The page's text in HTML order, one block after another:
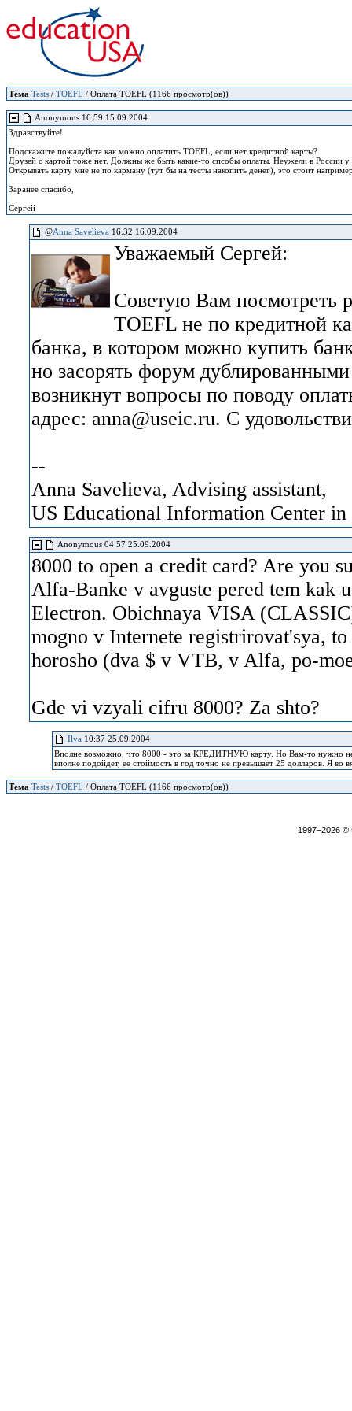
Тема Tests / TOEFL / Оплата TOEFL (1166 просмотр(ов))
Anonymous 16:59 15.09.2004
Здравствуйте!
Подскажите пожалуйста как можно оплатить TOEFL, если нет кредитной карты?
Друзей с картой тоже нет. Должны же быть какие-то спсобы оплаты. Неужели в России
Открывать карту мне не по карману (тут бы на тесты накопить денег), это стоит
Заранее спасибо,
Сергей
@Anna Savelieva 16:32 16.09.2004
Уважаемый Сергей:
Советую Вам посмотреть
TOEFL не по кредитной
банка, в котором можно купить
но засорять форум
возникнут вопросы по поводу
адрес: anna@useic.ru. С
--
Anna Savelieva, Advising assistant,
US Educational Information Center
Anonymous 04:57 25.09.2004
8000 to open a credit card? Are you
Alfa-Banke v avguste pered tem kak
Electron. Obichnaya VISA
mogno v Internete registrirovat'sya,
horosho (dva $ v VTB, v Alfa, po-
Gde vi vzyali cifru 8000? Za shto?
Ilya 10:37 25.09.2004
Вполне возможно, что 8000 - это за КРЕДИТНУЮ карту. Но Вам-то нужно не
вполне подойдет, ее стоймость в год точно не превышает 25 долларов. Я во
Тема Tests / TOEFL / Оплата TOEFL (1166 просмотр(ов))
1997–2026 ©